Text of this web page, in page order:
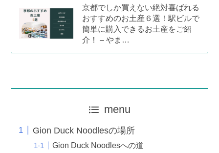
京都でしか買えない絶対喜ばれる
おすすめのお土産６選！駅ビルで
簡単に購入できるお土産をご紹
介！ – やま…
menu
Gion Duck Noodlesの場所
Gion Duck Noodlesへの道